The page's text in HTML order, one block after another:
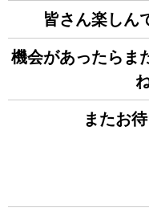
皆さん楽しん
機会があったらま
またお